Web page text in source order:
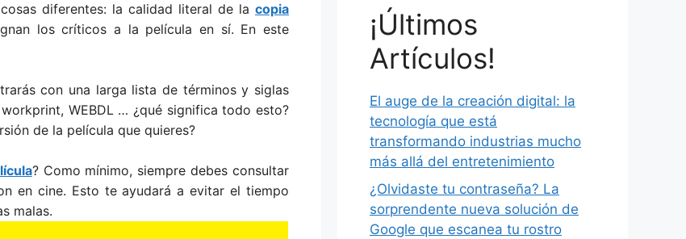
diferentes: la calidad literal de la copia
los críticos a la película en sí. En este
con una larga lista de términos y siglas
WEBDL … ¿qué significa todo esto?
de la película que quieres?
? Como mínimo, siempre debes consultar
en cine. Esto te ayudará a evitar el tiempo
malas.
¡Últimos
Artículos!
El auge de la creación digital: la
tecnología que está
transformando industrias mucho
más allá del entretenimiento
¿Olvidaste tu contraseña? La
sorprendente nueva solución de
Google que escanea tu rostro